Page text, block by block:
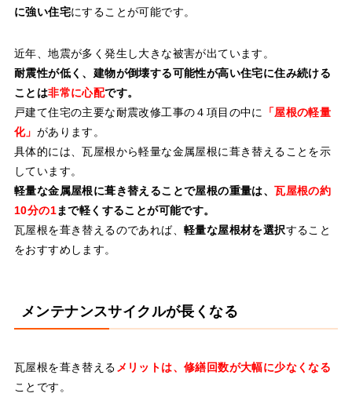
に強い住宅にすることが可能です。
近年、地震が多く発生し大きな被害が出ています。
耐震性が低く、建物が倒壊する可能性が高い住宅に住み続ける
ことは非常に心配です。
戸建て住宅の主要な耐震改修工事の４項目の中に
「屋根の軽量
化」 があります。
具体的には、瓦屋根から軽量な金属屋根に葺き替えることを示
しています。
軽量な金属屋根に葺き替えることで屋根の重量は、瓦屋根の約
10分の1まで軽くすることが可能です。
瓦屋根を葺き替えるのであれば、 軽量な屋根材を選択すること
をおすすめします。
メンテナンスサイクルが長くなる
瓦屋根を葺き替える メリットは、修繕回数が大幅に少なくなる
ことです。